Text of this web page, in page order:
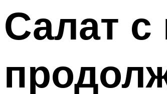
Салат с